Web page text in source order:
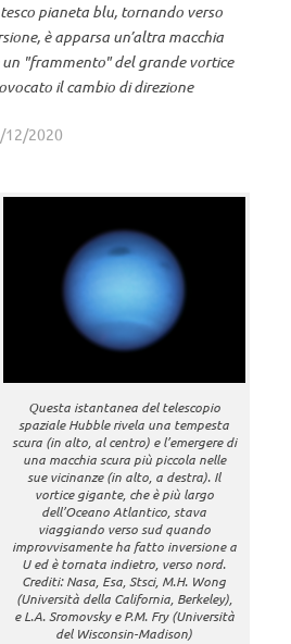
pianeta blu, tornando verso
è apparsa un’altra macchia
un "frammento" del grande vortice
il cambio di direzione
12/2020
Questa istantanea del telescopio
spaziale Hubble rivela una tempesta
scura (in alto, al centro) e l’emergere di
una macchia scura più piccola nelle
sue vicinanze (in alto, a destra). Il
vortice gigante, che è più largo
dell’Oceano Atlantico, stava
viaggiando verso sud quando
improvvisamente ha fatto inversione a
U ed è tornata indietro, verso nord.
Crediti: Nasa, Esa, Stsci, M.H. Wong
(Università della California, Berkeley),
e L.A. Sromovsky e P.M. Fry (Università
del Wisconsin-Madison)